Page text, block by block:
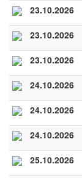
23.10.2026
23.10.2026
23.10.2026
24.10.2026
24.10.2026
24.10.2026
25.10.2026